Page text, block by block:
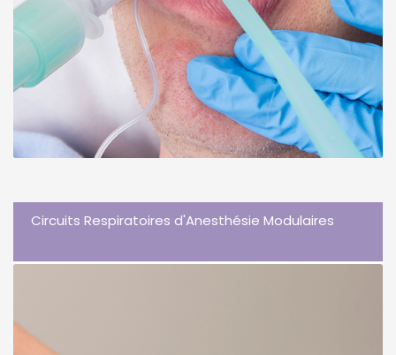
Circuits Respiratoires d'Anesthésie Modulaires